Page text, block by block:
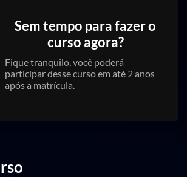
Sem tempo para fazer o
curso agora?
Fique tranquilo, você poderá
participar desse curso em até 2 anos
após a matrícula.